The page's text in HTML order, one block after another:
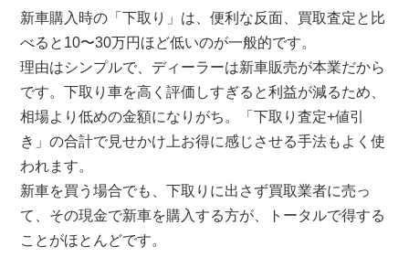
新車購入時の「下取り」は、便利な反面、買取査定と比
べると10〜30万円ほど低いのが一般的です。
理由はシンプルで、ディーラーは新車販売が本業だから
です。下取り車を高く評価しすぎると利益が減るため、
相場より低めの金額になりがち。「下取り査定+値引
き」の合計で見せかけ上お得に感じさせる手法もよく使
われます。
新車を買う場合でも、下取りに出さず買取業者に売っ
て、その現金で新車を購入する方が、トータルで得する
ことがほとんどです。